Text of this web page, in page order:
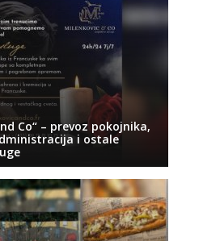
Co“ – prevoz pokojnika,
i ostale